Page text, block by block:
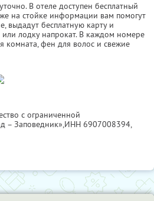
В отеле доступен бесплатный
на стойке информации вам помогут
выдадут бесплатную карту и
или лодку напрокат. В каждом номере
комната, фен для волос и свежие
с ограниченной
– Заповедник»,ИНН 6907008394,